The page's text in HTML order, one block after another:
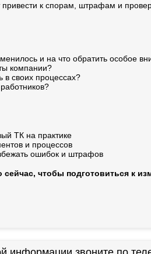
к спорам, штрафам и
и на что обратить особое
компании?
в своих процессах?
ТК на практике
и процессов
ошибок и штрафов
чтобы подготовиться к